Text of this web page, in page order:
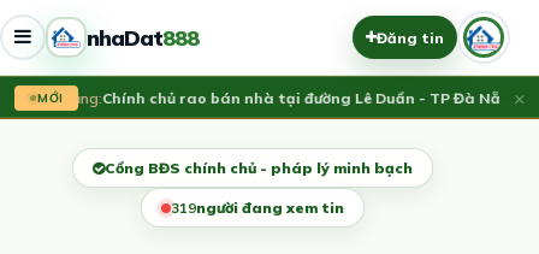
nhaDat888 Đăng tin
MỚI
Vừa đăng:Chính chủ rao bán nhà tại đường Lê Duẩn - TP Đà Nẵng; DT
×
Cổng BĐS chính chủ - pháp lý minh bạch
323người đang xem tin